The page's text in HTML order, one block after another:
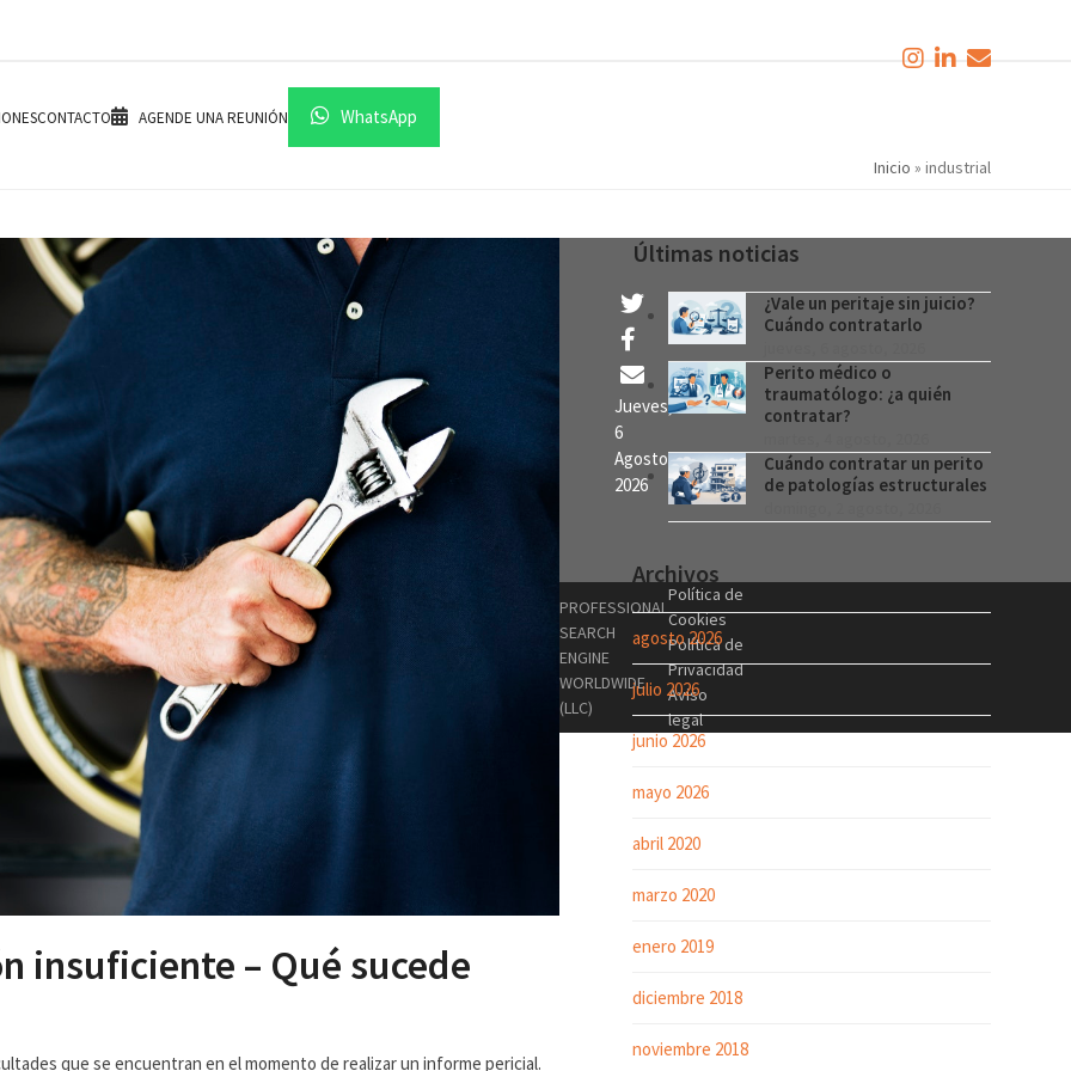
CONTACTO AGENDE UNA REUNIÓN WhatsApp
Inicio » industrial
insuficiente – Qué sucede
que se encuentran en el momento de realizar un informe pericial.
Últimas noticias
¿Vale un peritaje sin juicio?
Cuándo contratarlo
Perito médico o
traumatólogo: ¿a quién
contratar?
Cuándo contratar un perito
de patologías estructurales
Archivos
agosto 2026
julio 2026
junio 2026
mayo 2026
abril 2020
marzo 2020
enero 2019
diciembre 2018
noviembre 2018
Jueves,
6
Agosto,
2026
PROFESSIONAL
SEARCH
ENGINE
WORLDWIDE
(LLC)
Política de
Cookies
Política de
Privacidad
Aviso
legal